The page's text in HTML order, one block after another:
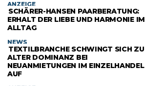
ANZEIGE
SCHÄRER-HANSEN PAARBERATUNG:
ERHALT DER LIEBE UND HARMONIE IM
ALLTAG
NEWS
TEXTILBRANCHE SCHWINGT SICH ZU
ALTER DOMINANZ BEI
NEUANMIETUNGEN IM EINZELHANDEL
AUF